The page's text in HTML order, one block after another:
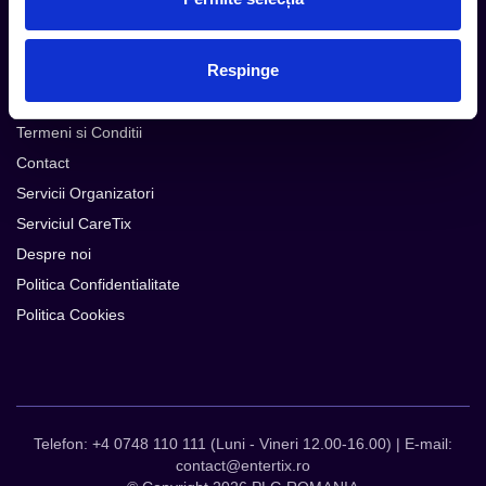
Respinge
Metode livrare
Intrebari Frecvente - FAQ
Termeni si Conditii
Contact
Servicii Organizatori
Serviciul CareTix
Despre noi
Politica Confidentialitate
Politica Cookies
Telefon: +4 0748 110 111 (Luni - Vineri 12.00-16.00) | E-mail:
contact@entertix.ro